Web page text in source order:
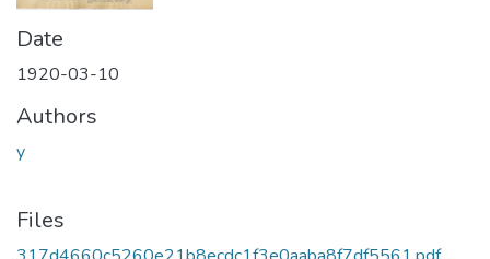
Date
1920-03-10
Authors
y
Files